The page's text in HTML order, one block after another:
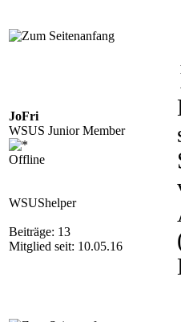
JoFri
WSUS Junior Member
Offline
WSUShelper
Beiträge: 13
Mitglied seit: 10.05.16